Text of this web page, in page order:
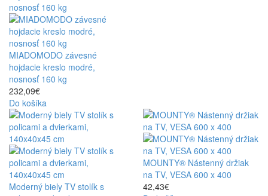
MIADOMODO závesné
hojdacie kreslo modré,
nosnosť 160 kg
232,09€
Do košíka
Moderný biely TV stolík s
MOUNTY® Nástenný držiak
na TV, VESA 600 x 400
42,43€